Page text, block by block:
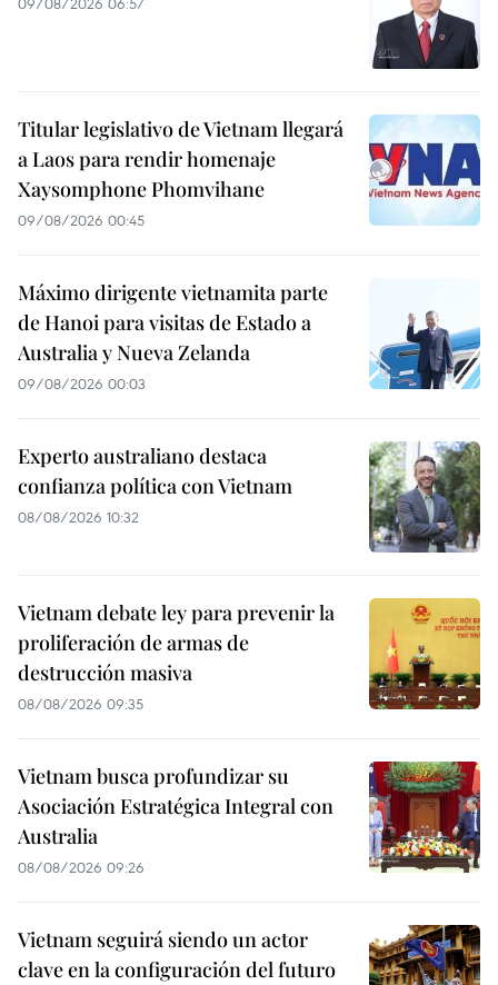
Titular legislativo de Vietnam llegará
a Laos para rendir homenaje
Xaysomphone Phomvihane
09/08/2026 00:45
Máximo dirigente vietnamita parte
de Hanoi para visitas de Estado a
Australia y Nueva Zelanda
09/08/2026 00:03
Experto australiano destaca
confianza política con Vietnam
08/08/2026 10:32
Vietnam debate ley para prevenir la
proliferación de armas de
destrucción masiva
08/08/2026 09:35
Vietnam busca profundizar su
Asociación Estratégica Integral con
Australia
08/08/2026 09:26
Vietnam seguirá siendo un actor
clave en la configuración del futuro